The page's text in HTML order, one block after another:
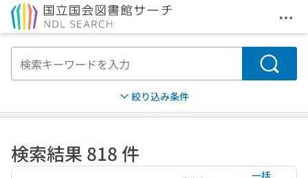
メ
検索
絞り込み条件
検索結果 818 件
一括